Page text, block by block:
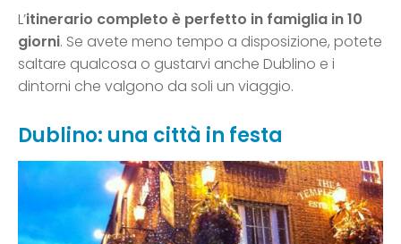
L’itinerario completo è perfetto in famiglia in 10
giorni. Se avete meno tempo a disposizione, potete
saltare qualcosa o gustarvi anche Dublino e i
dintorni che valgono da soli un viaggio.
Dublino: una città in festa